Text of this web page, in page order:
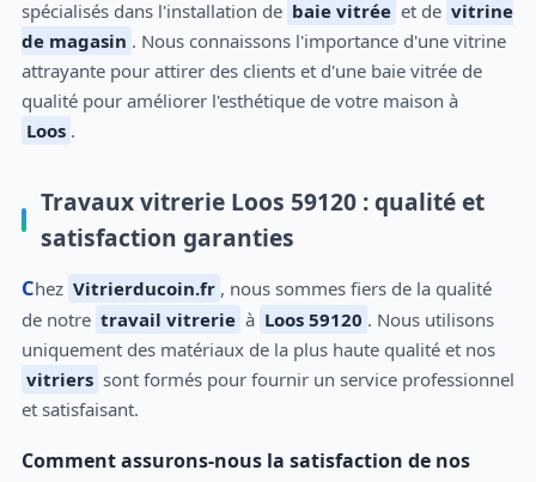
spécialisés dans l'installation de baie vitrée et de vitrine
de magasin . Nous connaissons l'importance d'une vitrine
attrayante pour attirer des clients et d'une baie vitrée de
qualité pour améliorer l'esthétique de votre maison à
Loos .
Travaux vitrerie Loos 59120 : qualité et
satisfaction garanties
Chez Vitrierducoin.fr , nous sommes fiers de la qualité
de notre travail vitrerie à Loos 59120 . Nous utilisons
uniquement des matériaux de la plus haute qualité et nos
vitriers sont formés pour fournir un service professionnel
et satisfaisant.
Comment assurons-nous la satisfaction de nos